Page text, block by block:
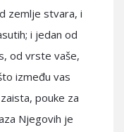
zemlje stvara, i
i jedan od
od vrste vaše,
između vas
pouke za
Njegovih je